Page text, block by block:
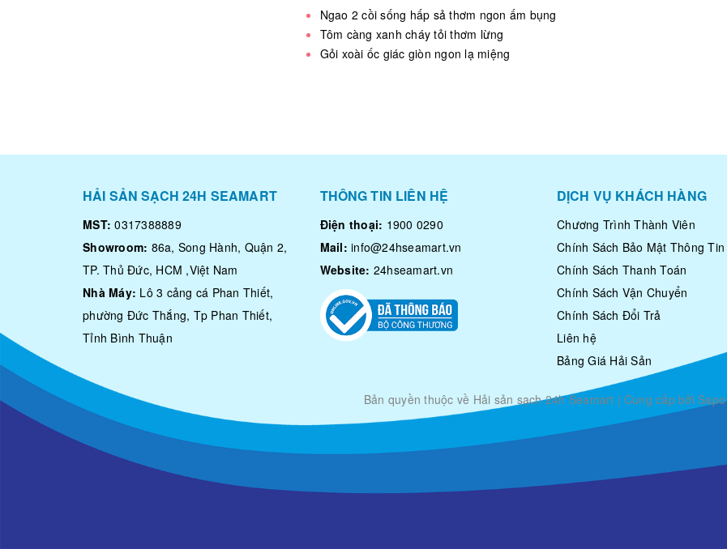
Ngao 2 cồi sống hấp sả thơm ngon ấm bụng
Tôm càng xanh cháy tỏi thơm lừng
Gỏi xoài ốc giác giòn ngon lạ miệng
HẢI SẢN SẠCH 24H SEAMART
MST: 0317388889
Showroom: 86a, Song Hành, Quận 2,
TP. Thủ Đức, HCM ,Việt Nam
Nhà Máy: Lô 3 cảng cá Phan Thiết,
phường Đức Thắng, Tp Phan Thiết,
Tỉnh Bình Thuận
THÔNG TIN LIÊN HỆ
Điện thoại: 1900 0290
Mail: info@24hseamart.vn
Website: 24hseamart.vn
DỊCH VỤ KHÁCH HÀNG
Chương Trình Thành Viên
Chính Sách Bảo Mật Thông Tin
Chính Sách Thanh Toán
Chính Sách Vận Chuyển
Chính Sách Đổi Trả
Liên hệ
Bảng Giá Hải Sản
Bản quyền thuộc về Hải sản sạch 24h Seamart | Cung cấp bởi Sapo